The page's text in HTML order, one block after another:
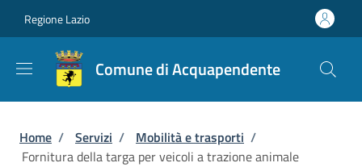
Regione Lazio
Comune di Acquapendente
Briciole di pane
Home / Servizi / Mobilità e trasporti /
Fornitura della targa per veicoli a trazione animale